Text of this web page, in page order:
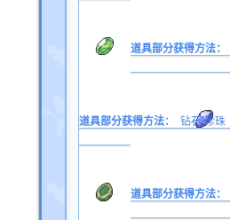
道具部分获得方法：
道具部分获得方法：
钻石/珍珠
道具部分获得方法：